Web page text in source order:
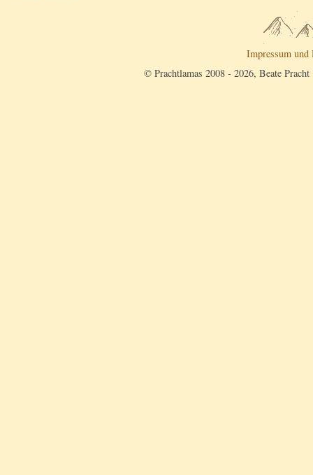
Impressum und
© Prachtlamas 2008 - 2026, Beate Pracht